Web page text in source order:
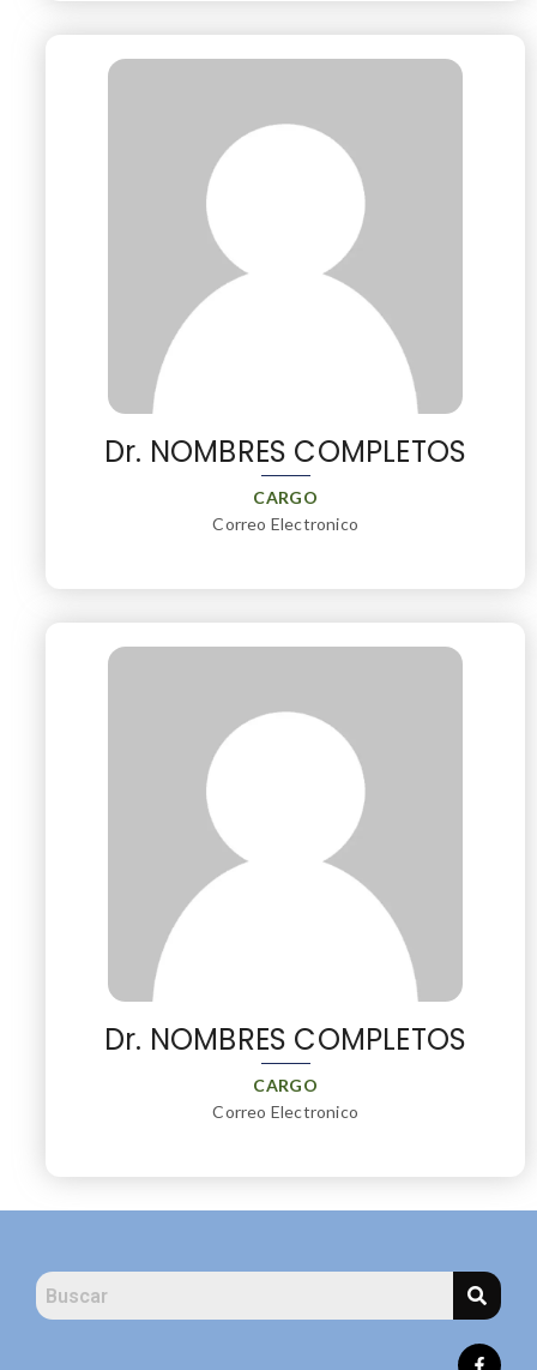
Dr. NOMBRES COMPLETOS
CARGO
Correo Electronico
Dr. NOMBRES COMPLETOS
CARGO
Correo Electronico
F